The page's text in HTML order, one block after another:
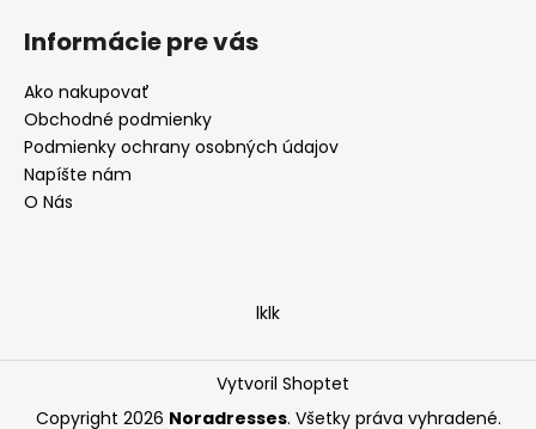
Informácie pre vás
Ako nakupovať
Obchodné podmienky
Podmienky ochrany osobných údajov
Napíšte nám
O Nás
lklk
Vytvoril Shoptet
Copyright 2026 Noradresses. Všetky práva vyhradené.